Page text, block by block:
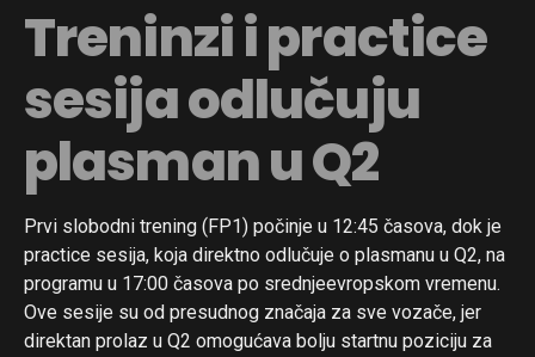
Treninzi i practice
sesija odlučuju
plasman u Q2
Prvi slobodni trening (FP1) počinje u 12:45 časova, dok je
practice sesija, koja direktno odlučuje o plasmanu u Q2, na
programu u 17:00 časova po srednjeevropskom vremenu.
Ove sesije su od presudnog značaja za sve vozače, jer
direktan prolaz u Q2 omogućava bolju startnu poziciju za